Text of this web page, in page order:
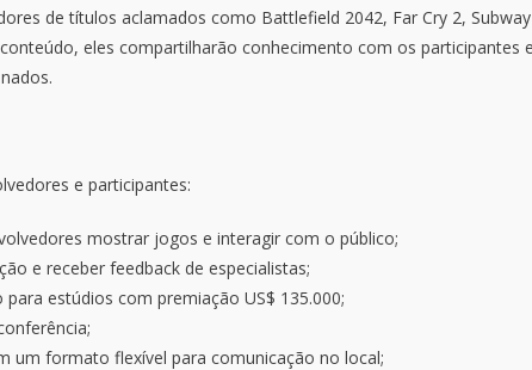
de títulos aclamados como Battlefield 2042, Far Cry 2, Subway
eles compartilharão conhecimento com os participantes
e participantes:
mostrar jogos e interagir com o público;
e receber feedback de especialistas;
estúdios com premiação US$ 135.000;
um formato flexível para comunicação no local;